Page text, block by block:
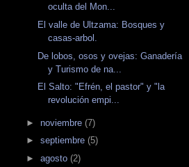
oculta del Mon...
El valle de Ultzama: Bosques y
casas-arbol.
De lobos, osos y ovejas: Ganadería
y Turismo de na...
El Salto: "Efrén, el pastor" y "la
revolución empi...
► noviembre (7)
► septiembre (5)
► agosto (2)